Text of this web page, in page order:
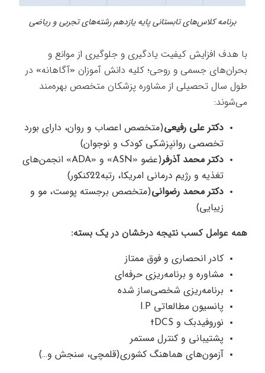
برنامه کلاس‌های تابستانی پایه یازدهم رشته‌های تجربی و ریاضی
با هدف افزایش کیفیت یادگیری و جلوگیری از موانع و
بحران‌های جسمی و روحی؛ کلیه دانش آموزان «آگاهانه» در
طول سال تحصیلی از مشاوره پزشکان متخصص بهره‌مند
می‌شوند:
دکتر علی رفیعی(متخصص اعصاب و روان، دارای بورد
تخصصی روانپزشکی کودک و نوجوان)
دکتر محمد آذرفر
(عضو «ASN» و «ADA» انجمن‌های
تغذیه و رژیم درمانی امریکا، رتبه22کنکور)
دکتر محمد رضوانی(متخصص برجسته پوست، مو و
زیبایی)
همه عوامل کسب نتیجه درخشان در یک بسته:
کادر انحصاری و فوق ممتاز
مشاوره و برنامه‌ریزی حرفه‌ای
برنامه‌ریزی شخصی‌ساز شده
پانسیون مطالعاتی I.P
نوروفیدبک و tDCS
پشتیبانی و کنترل مستمر
آزمون‌های هماهنگ کشوری(قلمچی، سنجش و…)